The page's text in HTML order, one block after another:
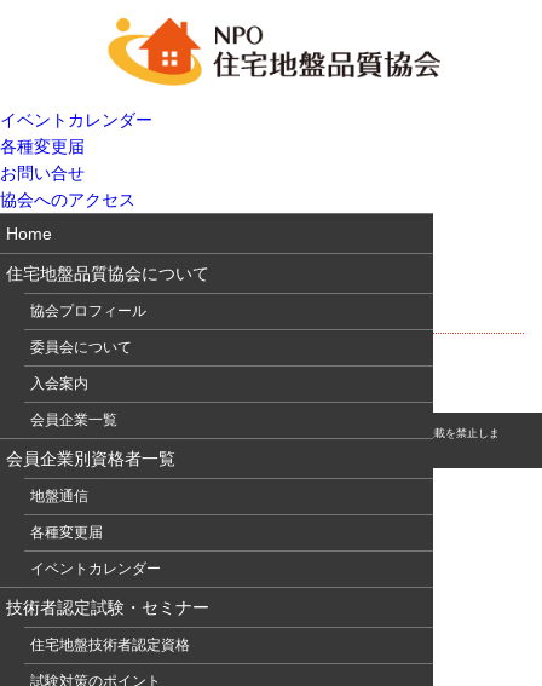
イベントカレンダー
各種変更届
お問い合せ
協会へのアクセス
Home
住宅地盤品質協会について
協会プロフィール
委員会について
入会案内
会員企業一覧
会員企業別資格者一覧
地盤通信
各種変更届
イベントカレンダー
技術者認定試験・セミナー
住宅地盤技術者認定資格
試験対策のポイント
ロケーション手帳
© このホームページの著作権は、NPO 住宅地盤品質協会に属します。無断転用・転載を禁止しま